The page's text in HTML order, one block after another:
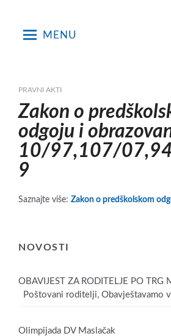
MENU
PRAVNI AKTI
Zakon o
odgoju i
10/97,107/
9
Saznajte više: Zakon o predškolskom
NOVOSTI
OBAVIJEST ZA RODITELJE PO TRG
Poštovani roditelji, Obavještavamo
Olimpijada DV Maslačak